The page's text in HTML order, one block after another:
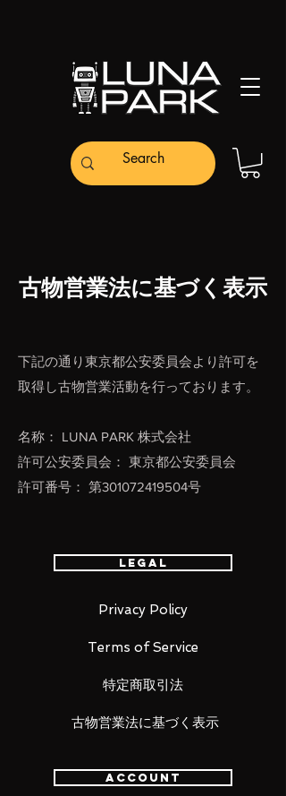
古物営業法に基づく表示
下記の通り東京都公安委員会より許可を
取得し古物営業活動を行っております。
名称： LUNA PARK 株式会社
許可公安委員会： 東京都公安委員会
許可番号： 第301072419504号
Legal
Privacy Policy
Terms of Service
特定商取引法
古物営業法に基づく表示
Account